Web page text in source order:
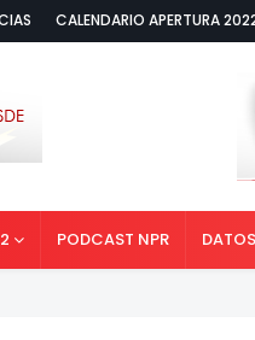
CALENDARIO APERTURA
PODCAST NPR